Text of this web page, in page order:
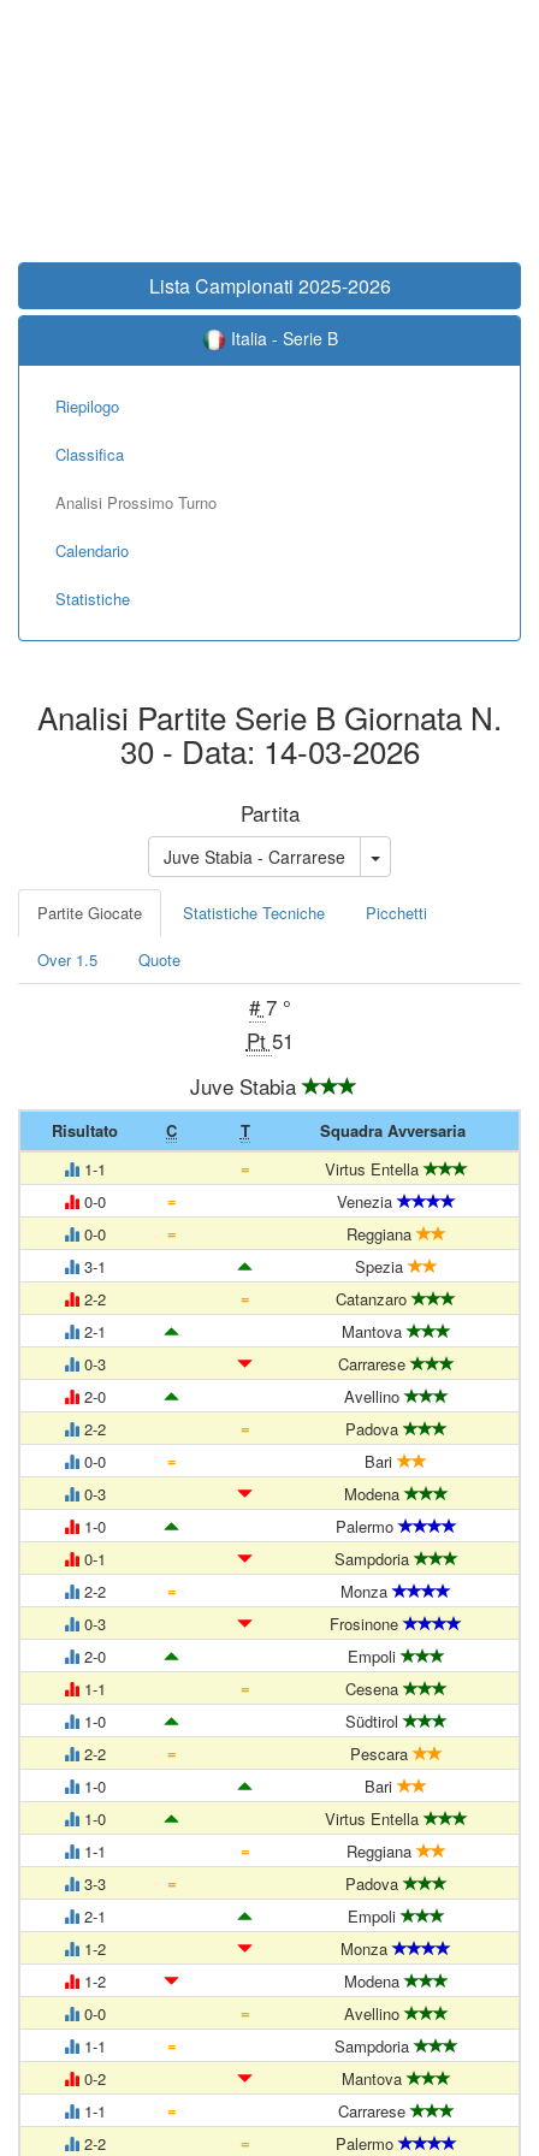
Lista Campionati 2025-2026
Italia - Serie B
Riepilogo
Classifica
Analisi Prossimo Turno
Calendario
Statistiche
Analisi Partite Serie B Giornata N.
30 - Data: 14-03-2026
Partita
Juve Stabia - Carrarese
Partite Giocate Statistiche Tecniche Picchetti
Over 1.5 Quote
#7 °
Pt 51
Juve Stabia
Risultato C T
Squadra Avversaria
1-1
=
Virtus Entella
0-0
=
Venezia
0-0
=
Reggiana
3-1
Spezia
2-2
=
Catanzaro
2-1
Mantova
0-3
Carrarese
2-0
Avellino
2-2
=
Padova
0-0
=
Bari
0-3
Modena
1-0
Palermo
0-1
Sampdoria
2-2
=
Monza
0-3
Frosinone
2-0
Empoli
1-1
=
Cesena
1-0
Südtirol
2-2
=
Pescara
1-0
Bari
1-0
Virtus Entella
1-1
=
Reggiana
3-3
=
Padova
2-1
Empoli
1-2
Monza
1-2
Modena
0-0
=
Avellino
1-1
=
Sampdoria
0-2
Mantova
1-1
=
Carrarese
2-2
= Palermo